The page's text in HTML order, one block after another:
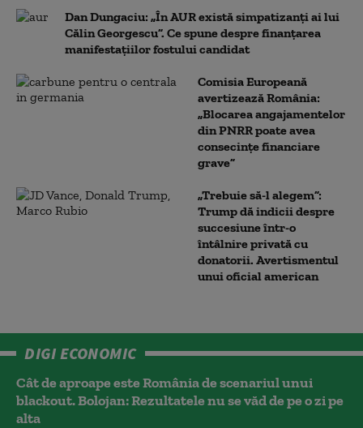
Dan Dungaciu: „În AUR există simpatizanți ai lui
Călin Georgescu”. Ce spune despre finanțarea
manifestațiilor fostului candidat
Comisia Europeană
avertizează România:
„Blocarea angajamentelor
din PNRR poate avea
consecințe financiare
grave”
„Trebuie să-l alegem”:
Trump dă indicii despre
succesiune într-o
întâlnire privată cu
donatorii. Avertismentul
unui oficial american
DIGI ECONOMIC
Cât de aproape este România de scenariul unui
blackout. Bolojan: Rezultatele nu se văd de pe o zi pe
alta